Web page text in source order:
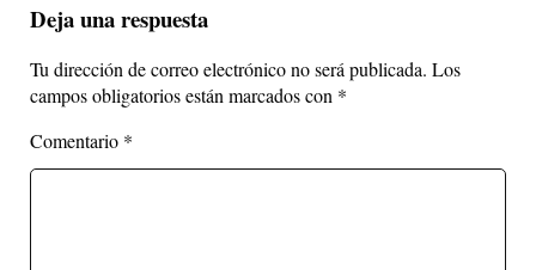
Deja una respuesta
Tu dirección de correo electrónico no será publicada. Los
campos obligatorios están marcados con *
Comentario *